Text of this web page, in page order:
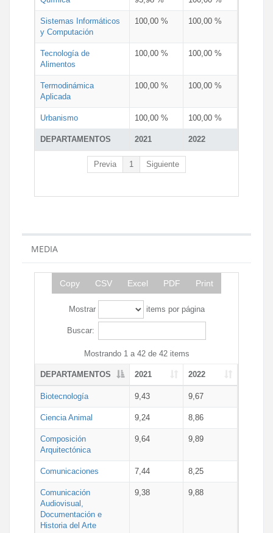
DEPARTAMENTOS 2021 2022
Sistemas Informáticos
y Computación
100,00 % 100,00 %
Tecnología de
Alimentos
100,00 % 100,00 %
Termodinámica
Aplicada
100,00 % 100,00 %
Urbanismo 100,00 % 100,00 %
Previa 1 Siguiente
MEDIA
Copy CSV Excel PDF Print
Mostrar items por página
Buscar:
Mostrando 1 a 42 de 42 items
DEPARTAMENTOS 2021 2022
Biotecnología 9,43 9,67
Ciencia Animal 9,24 8,86
Composición
Arquitectónica
9,64 9,89
Comunicaciones 7,44 8,25
Comunicación
Audiovisual,
Documentación e
Historia del Arte
9,38 9,88